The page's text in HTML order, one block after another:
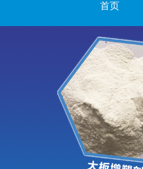
首页